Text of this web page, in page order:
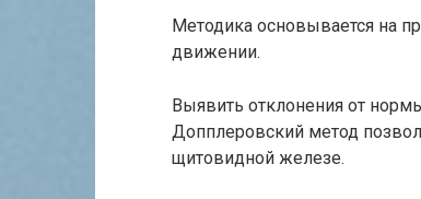
Методика основывается на
движении.
Выявить отклонения от
Допплеровский метод
щитовидной железе.